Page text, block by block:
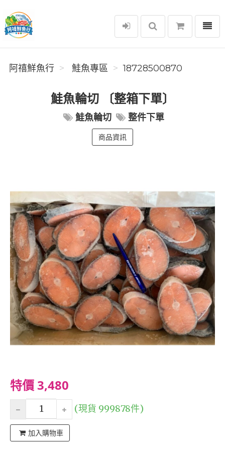
阿禧鮮魚行
選單
阿禧鮮魚行 ️ 鮭魚專區 18728500870
鮭魚輪切 〔整箱下單〕
鮭魚輪切 整件下單
商品資訊
特價 3,480
(現貨 999878件)
加入購物車